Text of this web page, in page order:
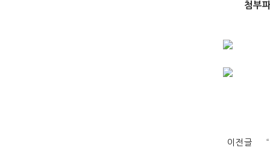
첨부
이전글